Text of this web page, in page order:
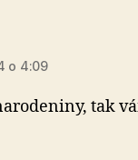
o 4:09
tak